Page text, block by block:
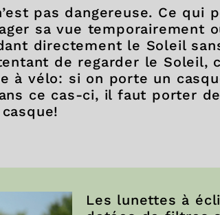
pas dangereuse. Ce qui
sa vue temporairement
directement le Soleil
de regarder le Soleil,
à vélo: si on porte un
ce cas-ci, il faut porter
Les lunettes à